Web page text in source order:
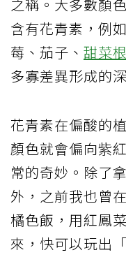
之稱。大多數顏
含有花青素，例
莓、茄子、 甜菜根
多寡差異形成的
花青素在偏酸的
顏色就會偏向紫
常的奇妙。除了
外，之前我也曾
橘色飯，用紅鳳
來，快可以玩出